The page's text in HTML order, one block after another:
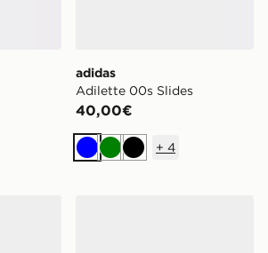
adidas
Adilette 00s Slides
40,00€
BluVerdeNero
+ 4